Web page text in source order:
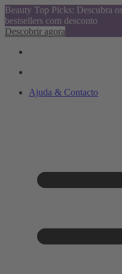
Beauty Top Picks: Descubra
bestsellers com desconto
Descobrir agora
Ajuda & Contacto